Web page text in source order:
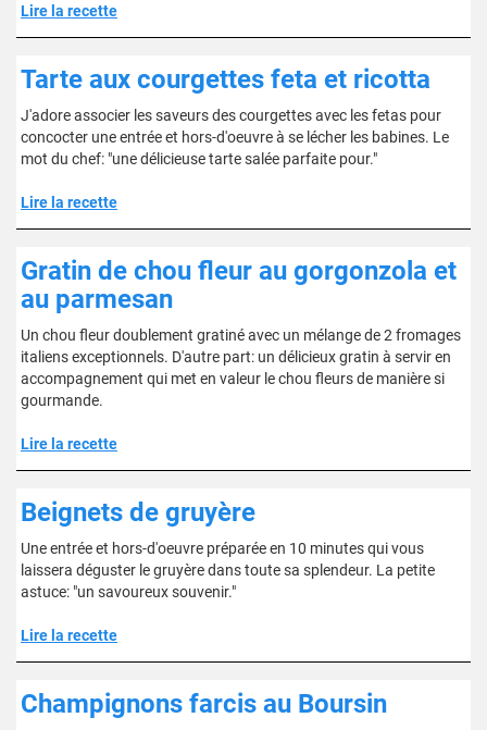
Lire la recette
Tarte aux courgettes feta et ricotta
J'adore associer les saveurs des courgettes avec les fetas pour
concocter une entrée et hors-d'oeuvre à se lécher les babines. Le
mot du chef: "une délicieuse tarte salée parfaite pour."
Lire la recette
Gratin de chou fleur au gorgonzola et
au parmesan
Un chou fleur doublement gratiné avec un mélange de 2 fromages
italiens exceptionnels. D'autre part: un délicieux gratin à servir en
accompagnement qui met en valeur le chou fleurs de manière si
gourmande.
Lire la recette
Beignets de gruyère
Une entrée et hors-d'oeuvre préparée en 10 minutes qui vous
laissera déguster le gruyère dans toute sa splendeur. La petite
astuce: "un savoureux souvenir."
Lire la recette
Champignons farcis au Boursin